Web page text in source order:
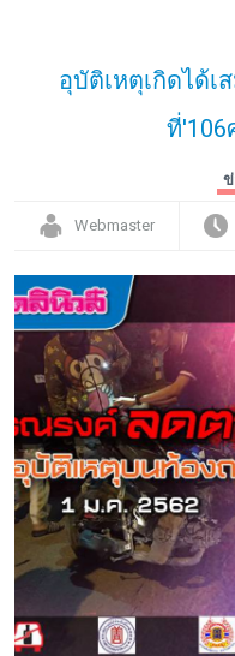
อุบัติเหตุเกิดได้เ
ที่
ข่
Webmaster